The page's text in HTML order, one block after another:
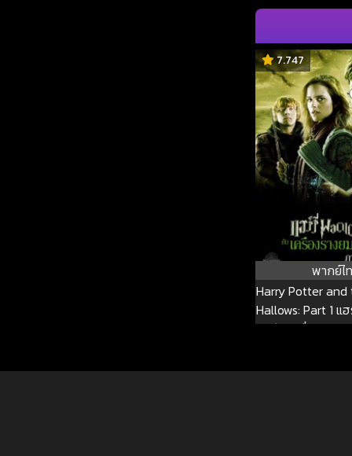
7.747
พากย์ไ
Harry Potter
Hallows: Part 1 แ
กับ เครื่องรางย